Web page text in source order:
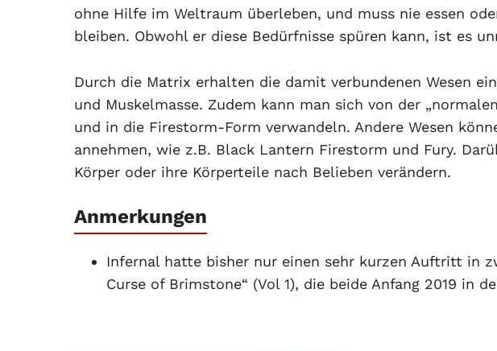
ohne Hilfe im Weltraum überleben, und muss nie essen
bleiben. Obwohl er diese Bedürfnisse spüren kann, ist es
Durch die Matrix erhalten die damit verbundenen Wesen
und Muskelmasse. Zudem kann man sich von der
und in die Firestorm-Form verwandeln. Andere Wesen
annehmen, wie z.B. Black Lantern Firestorm und Fury.
Körper oder ihre Körperteile nach Belieben verändern.
Anmerkungen
Infernal hatte bisher nur einen sehr kurzen Auftritt in
Curse of Brimstone“ (Vol 1), die beide Anfang 2019 in